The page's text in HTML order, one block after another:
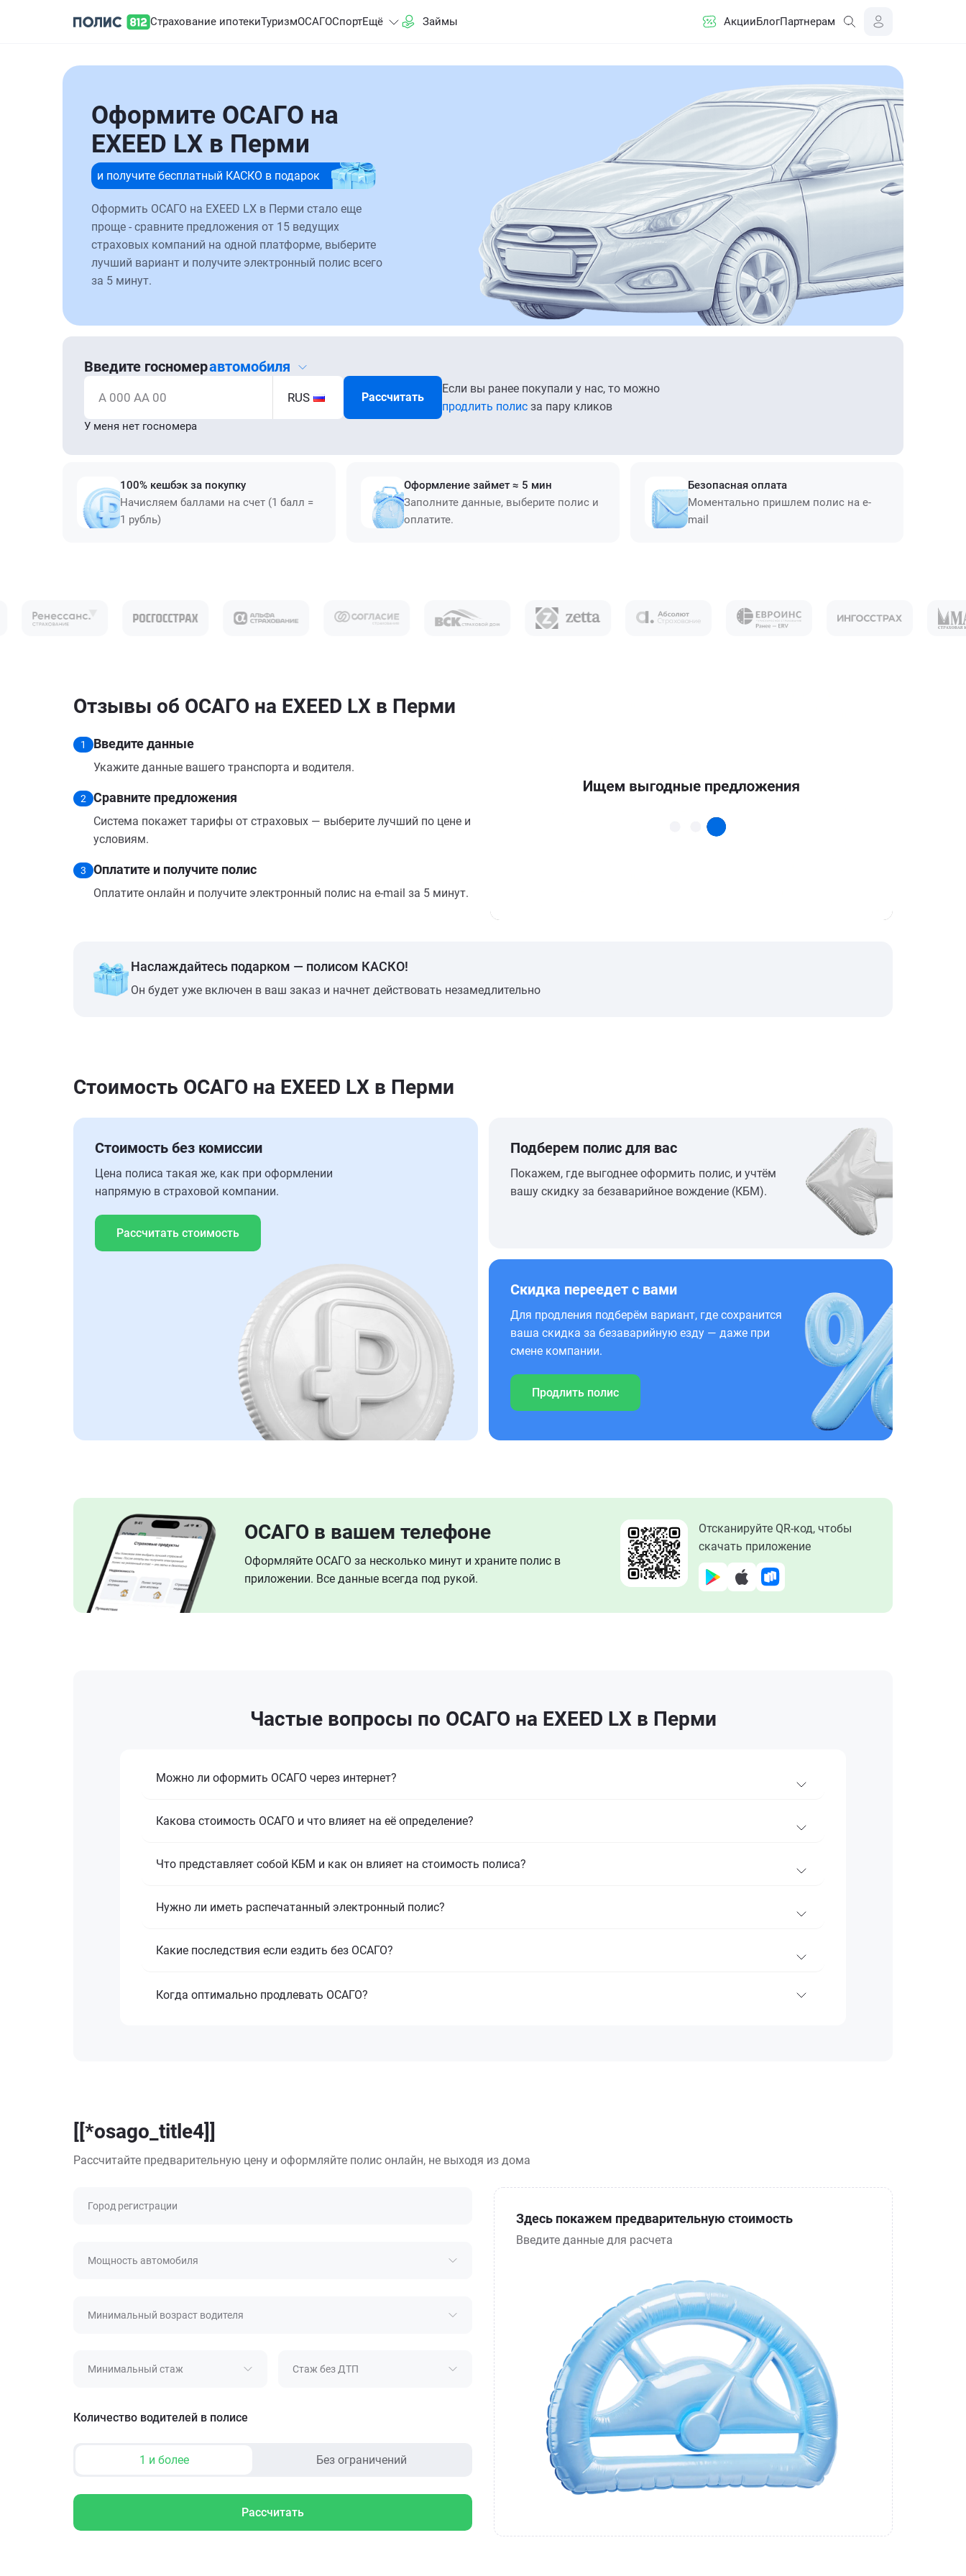
Страхование ипотекиТуризмОСАГОСпортЕщё Займы АкцииБлогПартнерам
Оформите ОСАГО на
EXEED LX в Перми
и получите бесплатный КАСКО в подарок
Оформить ОСАГО на EXEED LX в Перми стало еще
проще - сравните предложения от 15 ведущих
страховых компаний на одной платформе, выберите
лучший вариант и получите электронный полис всего
за 5 минут.
Введите госномеравтомобиля
А 000 АА 00 RUS Рассчитать
Если вы ранее покупали у нас, то можно
продлить полис за пару кликов
У меня нет госномера
100% кешбэк за покупку
Начисляем баллами на счет (1 балл =
1 рубль)
Оформление займет ≈ 5 мин
Заполните данные, выберите полис и
оплатите.
Безопасная оплата
Моментально пришлем полис на e-
mail
Отзывы об ОСАГО на EXEED LX в Перми
1 Введите данные
Укажите данные вашего транспорта и водителя.
2 Сравните предложения
Система покажет тарифы от страховых — выберите лучший по цене и
условиям.
3 Оплатите и получите полис
Оплатите онлайн и получите электронный полис на e-mail за 5 минут.
Наслаждайтесь подарком — полисом КАСКО!
Он будет уже включен в ваш заказ и начнет действовать незамедлительно
Стоимость ОСАГО на EXEED LX в Перми
Стоимость без комиссии
Цена полиса такая же, как при оформлении
напрямую в страховой компании.
Рассчитать стоимость
Подберем полис для вас
Покажем, где выгоднее оформить полис, и учтём
вашу скидку за безаварийное вождение (КБМ).
Скидка переедет с вами
Для продления подберём вариант, где сохранится
ваша скидка за безаварийную езду — даже при
смене компании.
Продлить полис
ОСАГО в вашем телефоне
Оформляйте ОСАГО за несколько минут и храните полис в
приложении. Все данные всегда под рукой.
Отсканируйте QR-код, чтобы
скачать приложение
Частые вопросы по ОСАГО на EXEED LX в Перми
Можно ли оформить ОСАГО через интернет?
Какова стоимость ОСАГО и что влияет на её определение?
Что представляет собой КБМ и как он влияет на стоимость полиса?
Нужно ли иметь распечатанный электронный полис?
Какие последствия если ездить без ОСАГО?
Когда оптимально продлевать ОСАГО?
[[*osago_title4]]
Рассчитайте предварительную цену и оформляйте полис онлайн, не выходя из дома
Город регистрации
Мощность автомобиля
Минимальный возраст водителя
Минимальный стаж Стаж без ДТП
Количество водителей в полисе
1 и более Без ограничений
Рассчитать
Здесь покажем предварительную стоимость
Введите данные для расчета